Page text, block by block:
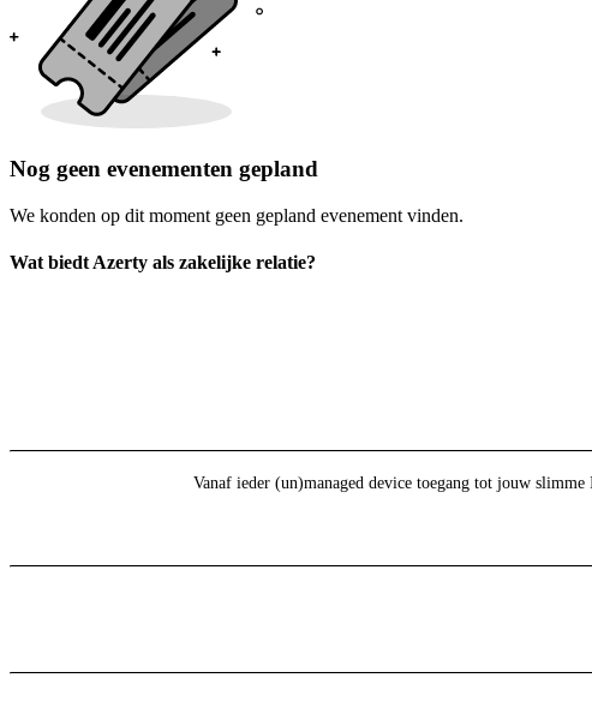
Nog geen evenementen gepland
We konden op dit moment geen gepland evenement vinden.
Wat biedt Azerty als zakelijke relatie?
Vanaf ieder (un)managed device toegang tot jouw